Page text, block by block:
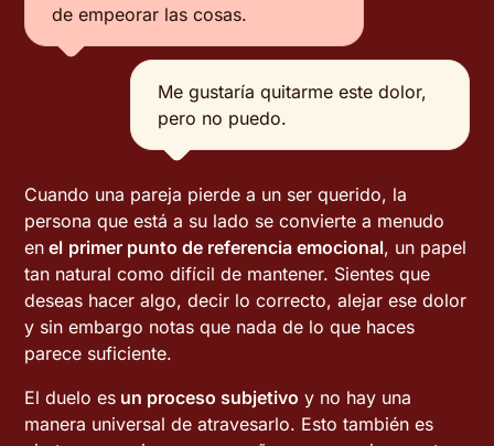
de empeorar las cosas.
Me gustaría quitarme este dolor,
pero no puedo.
Cuando una pareja pierde a un ser querido, la
persona que está a su lado se convierte a menudo
en el primer punto de referencia emocional, un papel
tan natural como difícil de mantener. Sientes que
deseas hacer algo, decir lo correcto, alejar ese dolor
y sin embargo notas que nada de lo que haces
parece suficiente.
El duelo es un proceso subjetivo y no hay una
manera universal de atravesarlo. Esto también es